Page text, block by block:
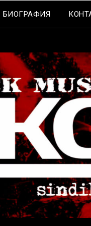
БИОГРАФИЯ